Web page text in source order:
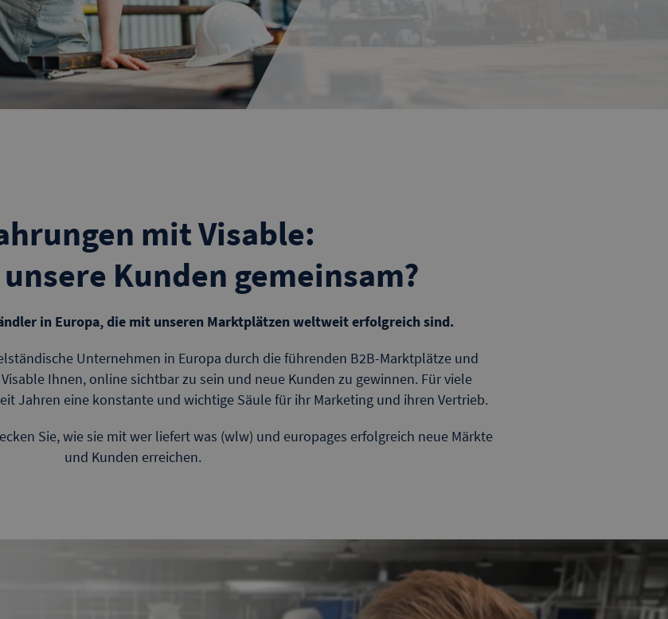
mit Visable:
Kunden gemeinsam?
in Europa, die mit unseren Marktplätzen weltweit erfolgreich sind.
Unternehmen in Europa durch die führenden B2B-Marktplätze und
Ihnen, online sichtbar zu sein und neue Kunden zu gewinnen. Für viele
Jahren eine konstante und wichtige Säule für ihr Marketing und ihren Vertrieb.
Sie, wie sie mit wer liefert was (wlw) und europages erfolgreich neue Märkte
und Kunden erreichen.